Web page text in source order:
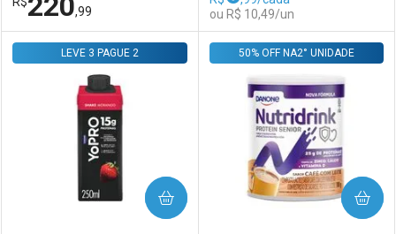
Por R$ 48,99/cada
Por R$ 48,99/cada
Por R$ 9,49/cada
Por R$ 9,49/cada
,99
Laboratório
Por Menos
ou R$ 10,49/un
Laboratório
Por Menos
LEVE 3 PAGUE 2
COMPRAR
50% OFF NA2° UNIDADE
COMPRAR